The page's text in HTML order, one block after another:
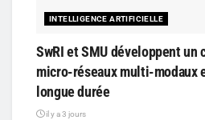
INTELLIGENCE ARTIFICIELLE
SwRI et SMU développent un
micro-réseaux multi-modaux
longue durée
il y a 3 jours